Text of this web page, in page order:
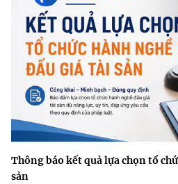
Thông báo kết quả lựa chọn tổ
sản